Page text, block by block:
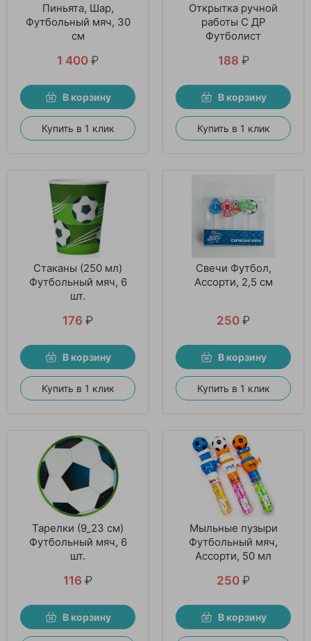
Пиньята, Шар,
Футбольный мяч, 30
см
1 400 ₽
В корзину
Купить в 1 клик
Открытка ручной
работы С ДР
Футболист
188 ₽
В корзину
Купить в 1 клик
Стаканы (250 мл)
Футбольный мяч, 6
шт.
176 ₽
В корзину
Купить в 1 клик
Свечи Футбол,
Ассорти, 2,5 см
250 ₽
В корзину
Купить в 1 клик
Тарелки (9_23 см)
Футбольный мяч, 6
шт.
116 ₽
В корзину
Мыльные пузыри
Футбольный мяч,
Ассорти, 50 мл
250 ₽
В корзину